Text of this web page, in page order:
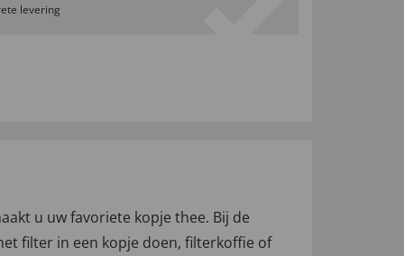
levering
u uw favoriete kopje thee. Bij de
filter in een kopje doen, filterkoffie of